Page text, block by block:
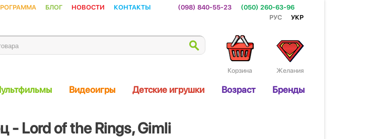
Блог Новости Контакты (098) 840-55-23
(050) 260-63-96
Рус
Укр
Желания
Корзина
Видеоигры Детские игрушки Возраст Бренды
- Lord of the Rings, Gimli